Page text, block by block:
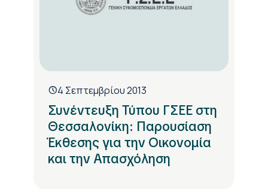
4 Σεπτεμβρίου 2013
Συνέντευξη Τύπου ΓΣΕΕ στη
Θεσσαλονίκη: Παρουσίαση
Έκθεσης για την Οικονομία
και την Απασχόληση